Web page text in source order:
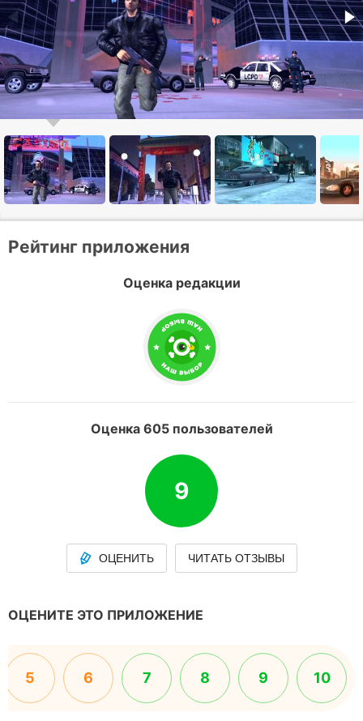
Рейтинг приложения
Оценка редакции
Оценка 605 пользователей
9
ОЦЕНИТЬ ЧИТАТЬ ОТЗЫВЫ
ОЦЕНИТЕ ЭТО ПРИЛОЖЕНИЕ
5 6 7 8 9 10